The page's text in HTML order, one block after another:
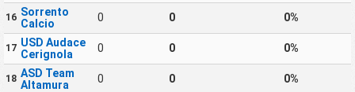
16 Sorrento
Calcio
0 0 0%
17 USD Audace
Cerignola
0 0 0%
18 ASD Team
Altamura
0 0 0%